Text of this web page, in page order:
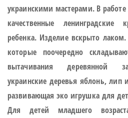
украинскими мастерами. В
качественные ленинградские
ребенка. Изделие вскрыто
которые поочередно
вытачивания деревянной
украинские деревья яблонь,
развивающая эко игрушка для
Для детей младшего